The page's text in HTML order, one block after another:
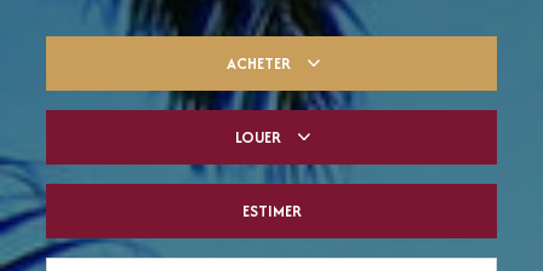
ACHETER
Du neuf
LOUER
De l'immo pro
ESTIMER